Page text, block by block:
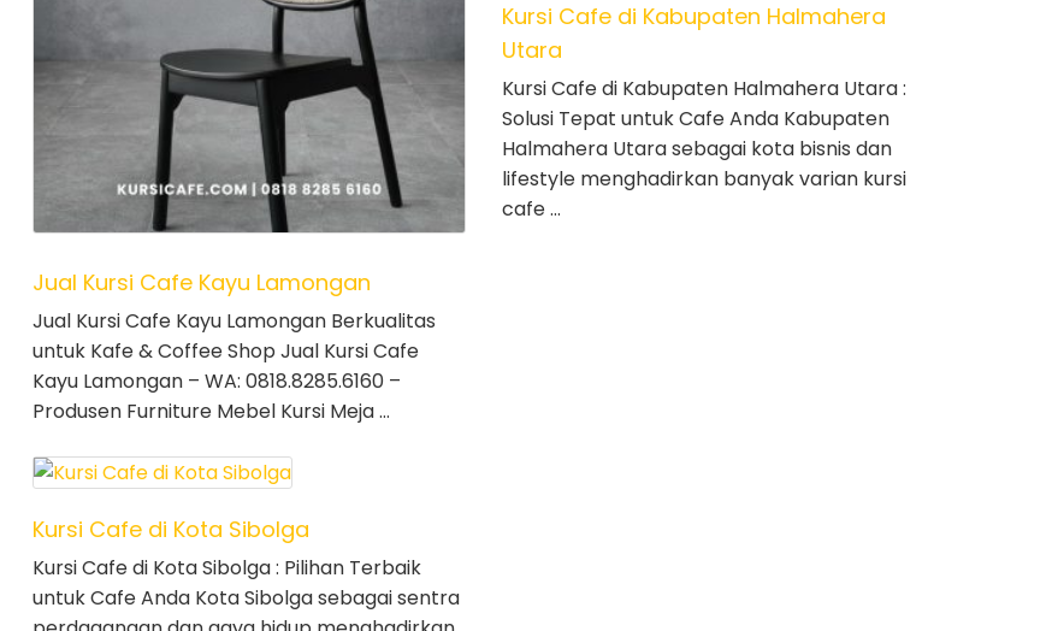
Jual Kursi Cafe Kayu Lamongan
Jual Kursi Cafe Kayu Lamongan Berkualitas
untuk Kafe & Coffee Shop Jual Kursi Cafe
Kayu Lamongan – WA: 0818.8285.6160 –
Produsen Furniture Mebel Kursi Meja …
Kursi Cafe di Kabupaten Halmahera
Utara
Kursi Cafe di Kabupaten Halmahera Utara :
Solusi Tepat untuk Cafe Anda Kabupaten
Halmahera Utara sebagai kota bisnis dan
lifestyle menghadirkan banyak varian kursi
cafe …
Kursi Cafe di Kota Sibolga
Kursi Cafe di Kota Sibolga : Pilihan Terbaik
untuk Cafe Anda Kota Sibolga sebagai sentra